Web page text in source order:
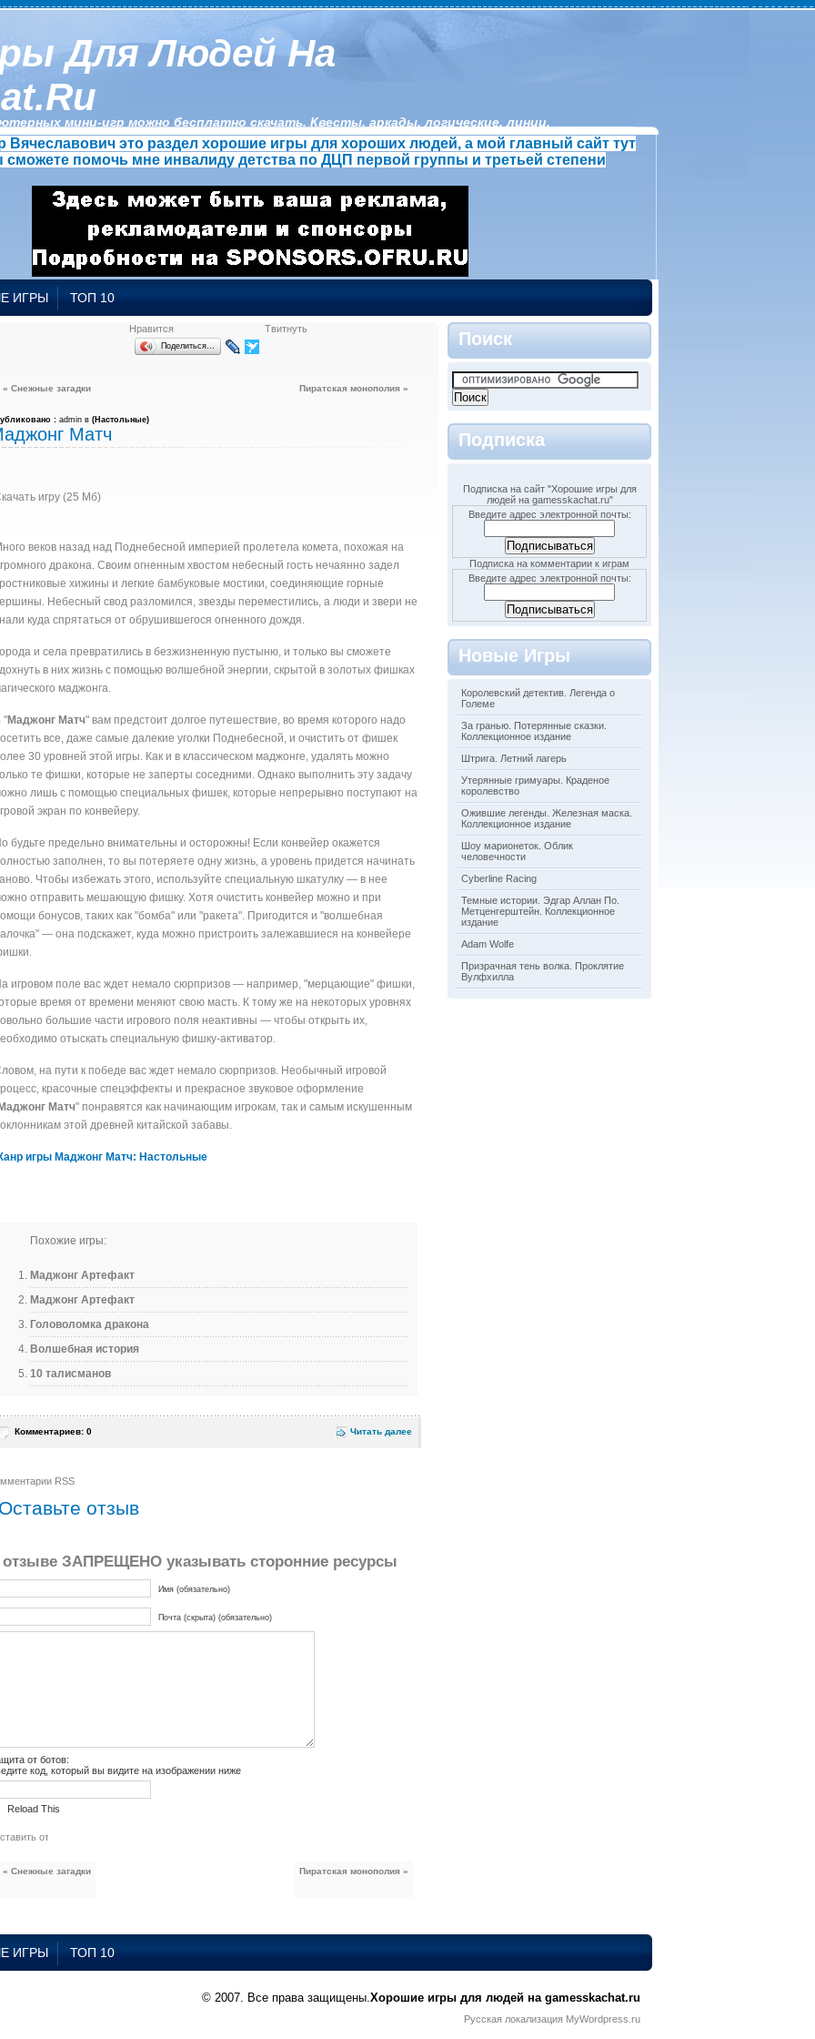
Для Людей На
мини-игр можно бесплатно скачать. Квесты, аркады, логические, линии.
это раздел хорошие игры для хороших людей, а мой главный сайт тут
помочь мне инвалиду детства по ДЦП первой группы и третьей степени
ИГРЫ ТОП 10
Нравится
Поделиться…
Твитнуть
« Снежные загадки Пиратская монополия »
: admin в ( Настольные)
Матч
игру (25 Мб)
веков назад над Поднебесной империей пролетела комета, похожая на
дракона. Своим огненным хвостом небесный гость нечаянно задел
хижины и легкие бамбуковые мостики, соединяющие горные
Небесный свод разломился, звезды переместились, а люди и звери не
куда спрятаться от обрушившегося огненного дождя.
и села превратились в безжизненную пустыню, и только вы сможете
в них жизнь с помощью волшебной энергии, скрытой в золотых фишках
маджонга.
"Маджонг Матч" вам предстоит долгое путешествие, во время которого надо
все, даже самые далекие уголки Поднебесной, и очистить от фишек
30 уровней этой игры. Как и в классическом маджонге, удалять можно
те фишки, которые не заперты соседними. Однако выполнить эту задачу
лишь с помощью специальных фишек, которые непрерывно поступают на
экран по конвейеру.
будьте предельно внимательны и осторожны! Если конвейер окажется
заполнен, то вы потеряете одну жизнь, а уровень придется начинать
Чтобы избежать этого, используйте специальную шкатулку — в нее
отправить мешающую фишку. Хотя очистить конвейер можно и при
бонусов, таких как "бомба" или "ракета". Пригодится и "волшебная
— она подскажет, куда можно пристроить залежавшиеся на конвейере
игровом поле вас ждет немало сюрпризов — например, "мерцающие" фишки,
время от времени меняют свою масть. К тому же на некоторых уровнях
большие части игрового поля неактивны — чтобы открыть их,
отыскать специальную фишку-активатор.
на пути к победе вас ждет немало сюрпризов. Необычный игровой
красочные спецэффекты и прекрасное звуковое оформление
Матч" понравятся как начинающим игрокам, так и самым искушенным
этой древней китайской забавы.
игры Маджонг Матч: Настольные
Похожие игры:
Маджонг Артефакт
Маджонг Артефакт
Головоломка дракона
Волшебная история
10 талисманов
Комментариев: 0 Читать далее
RSS
отзыв
отзыве ЗАПРЕЩЕНО указывать сторонние ресурсы
Имя (обязательно)
Почта (скрыта) (обязательно)
от ботов:
код, который вы видите на изображении ниже
Reload This
« Снежные загадки Пиратская монополия »
Поиск
Подписка
Подписка на сайт "Хорошие игры для
людей на gamesskachat.ru"
Введите адрес электронной почты:
Подписка на комментарии к играм
Введите адрес электронной почты:
Новые Игры
Королевский детектив. Легенда о
Големе
За гранью. Потерянные сказки.
Коллекционное издание
Штрига. Летний лагерь
Утерянные гримуары. Краденое
королевство
Ожившие легенды. Железная маска.
Коллекционное издание
Шоу марионеток. Облик
человечности
Cyberline Racing
Темные истории. Эдгар Аллан По.
Метценгерштейн. Коллекционное
издание
Adam Wolfe
Призрачная тень волка. Проклятие
Вулфхилла
ИГРЫ ТОП 10
© 2007. Все права защищены.Хорошие игры для людей на gamesskachat.ru
Русская локализация MyWordpress.ru